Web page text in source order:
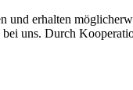
erhalten
uns. Durch